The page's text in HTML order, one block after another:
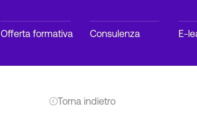
Offerta formativa Consulenza E-
Torna indietro